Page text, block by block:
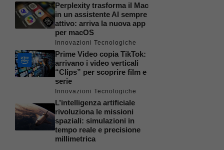
Perplexity trasforma il Mac
in un assistente AI sempre
attivo: arriva la nuova app
per macOS
Innovazioni Tecnologiche
Prime Video copia TikTok:
arrivano i video verticali
“Clips” per scoprire film e
serie
Innovazioni Tecnologiche
L’intelligenza artificiale
rivoluziona le missioni
spaziali: simulazioni in
tempo reale e precisione
millimetrica